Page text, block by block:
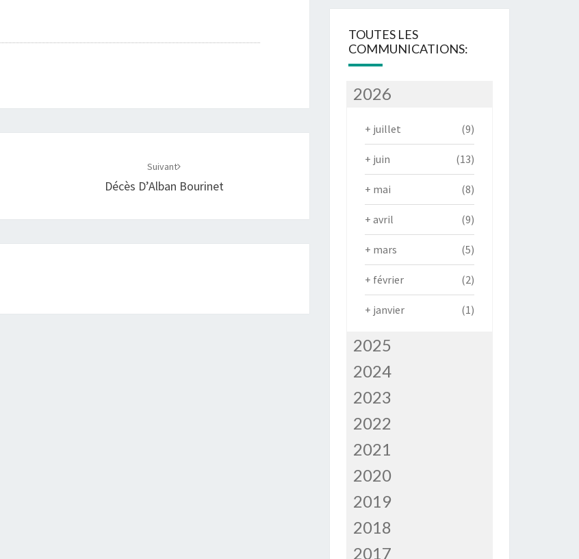
Suivant
Décès D’Alban Bourinet
TOUTES LES
COMMUNICATIONS:
2026
+ juillet (9)
+ juin (13)
+ mai (8)
+ avril (9)
+ mars (5)
+ février (2)
+ janvier (1)
2025
2024
2023
2022
2021
2020
2019
2018
2017